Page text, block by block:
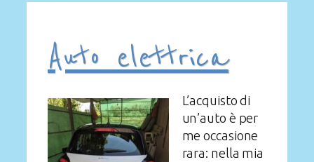
Auto elettrica
L’acquisto di
un’auto è per
me occasione
rara: nella mia